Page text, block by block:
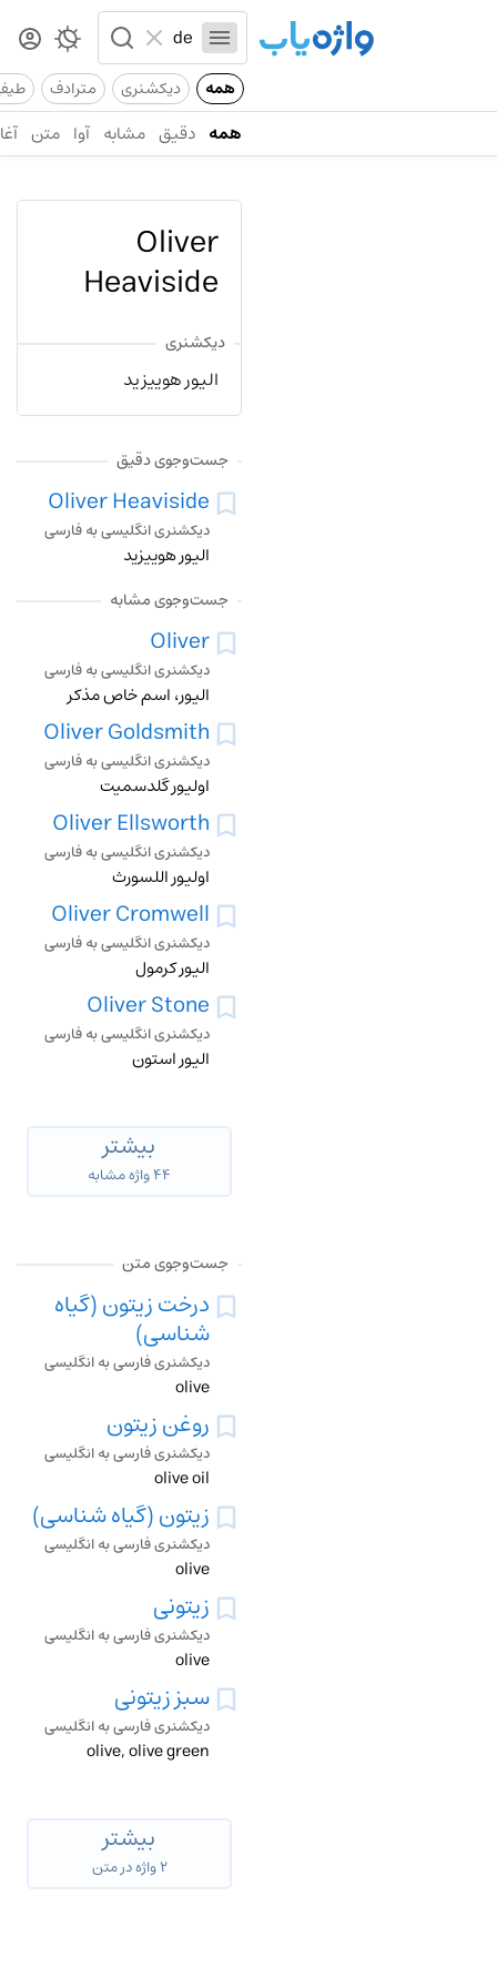
همه دیکشنری مترادف
همه دقیق مشابه آوا متن
Oliver
Heaviside
دیکشنری
الیور هوییزید
جست‌وجوی دقیق
Oliver Heaviside
دیکشنری انگلیسی به فارسی
الیور هوییزید
جست‌وجوی مشابه
Oliver
دیکشنری انگلیسی به فارسی
الیور، اسم خاص مذکر
Oliver Goldsmith
دیکشنری انگلیسی به فارسی
اولیور گلدسمیت
Oliver Ellsworth
دیکشنری انگلیسی به فارسی
اولیور اللسورث
Oliver Cromwell
دیکشنری انگلیسی به فارسی
الیور کرمول
Oliver Stone
دیکشنری انگلیسی به فارسی
الیور استون
بیشتر
۴۴ واژه مشابه
جست‌وجوی متن
درخت زیتون (گیاه
شناسی)
دیکشنری فارسی به انگلیسی
olive
روغن زیتون
دیکشنری فارسی به انگلیسی
olive oil
زیتون (گیاه شناسی)
دیکشنری فارسی به انگلیسی
olive
زیتونی
دیکشنری فارسی به انگلیسی
olive
سبز زیتونی
دیکشنری فارسی به انگلیسی
olive, olive green
بیشتر
۲ واژه در متن